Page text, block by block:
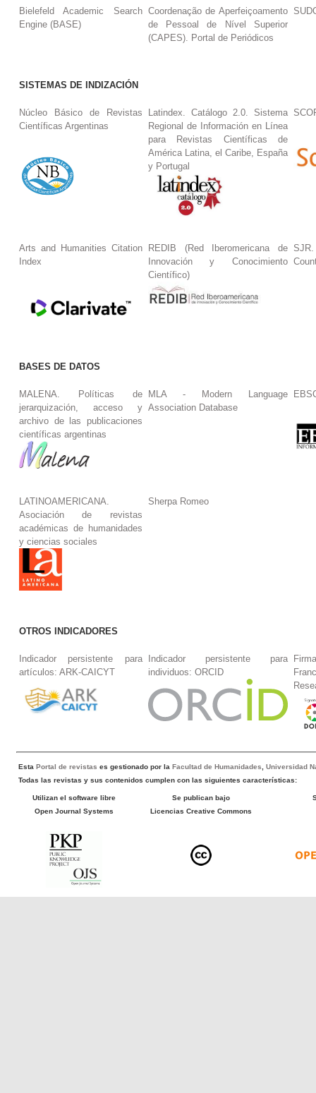
Bielefeld Academic Search
Engine (BASE)
Coordenação de Aperfeiçoamento
de Pessoal de Nível Superior
(CAPES). Portal de Periódicos
SISTEMAS DE INDIZACIÓN
Núcleo Básico de Revistas
Científicas Argentinas
Latindex. Catálogo 2.0. Sistema
Regional de Información en Línea
para Revistas Científicas de
América Latina, el Caribe, España
y Portugal
Arts and Humanities Citation
Index
REDIB (Red Iberomericana de
Innovación y Conocimiento
Científico)
BASES DE DATOS
MALENA. Políticas de
jerarquización, acceso y
archivo de las publicaciones
científicas argentinas
MLA - Modern Language
Association Database
LATINOAMERICANA.
Asociación de revistas
académicas de humanidades
y ciencias sociales
Sherpa Romeo
OTROS INDICADORES
Indicador persistente para
artículos: ARK-CAICYT
Indicador persistente para
individuos: ORCID
EstaPortal de revistas es gestionado por laFacultad de Humanidades ,Universidad
Todas las revistas y sus contenidos cumplen con las siguientes características:
Utilizan el software libre
Open Journal Systems
Se publican bajo
Licencias Creative Commons